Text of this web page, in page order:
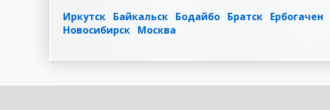
Иркутск Байкальск Бодайбо Братск Ербогачен
Новосибирск Москва